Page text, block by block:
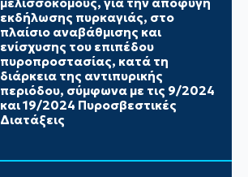
μελισσοκόμους, για την αποφυγή
εκδήλωσης πυρκαγιάς, στο
πλαίσιο αναβάθμισης και
ενίσχυσης του επιπέδου
πυροπροστασίας, κατά τη
διάρκεια της αντιπυρικής
περιόδου, σύμφωνα με τις 9/2024
και 19/2024 Πυροσβεστικές
Διατάξεις